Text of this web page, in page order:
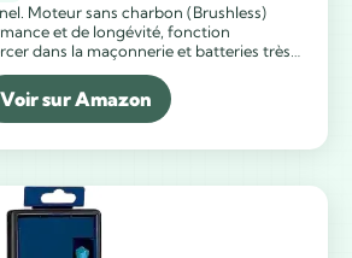
Moteur sans charbon (Brushless)
et de longévité, fonction
dans la maçonnerie et batteries très
Voir sur Amazon